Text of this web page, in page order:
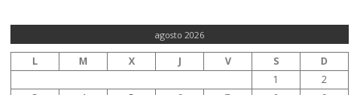
agosto 2026
L M X J V S
D
1
2